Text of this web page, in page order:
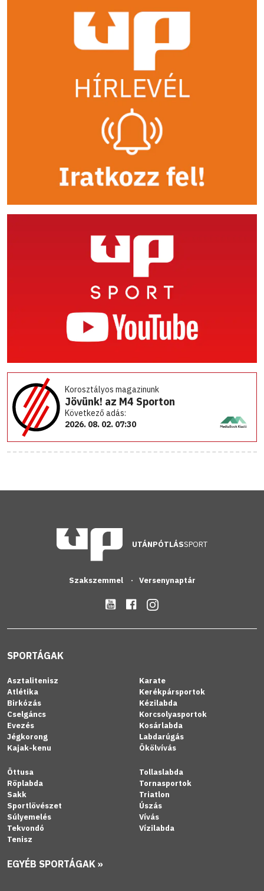
Korosztályos magazinunk
Jövünk! az M4 Sporton
Következő adás:
2026. 08. 02. 07:30
UTÁNPÓTLÁSSPORT
Szakszemmel Versenynaptár
SPORTÁGAK
Asztalitenisz
Atlétika
Birkózás
Cselgáncs
Evezés
Jégkorong
Kajak-kenu
Karate
Kerékpársportok
Kézilabda
Korcsolyasportok
Kosárlabda
Labdarúgás
Ökölvívás
Öttusa
Röplabda
Sakk
Sportlövészet
Súlyemelés
Tekvondó
Tenisz
Tollaslabda
Tornasportok
Triatlon
Úszás
Vívás
Vízilabda
EGYÉB SPORTÁGAK »